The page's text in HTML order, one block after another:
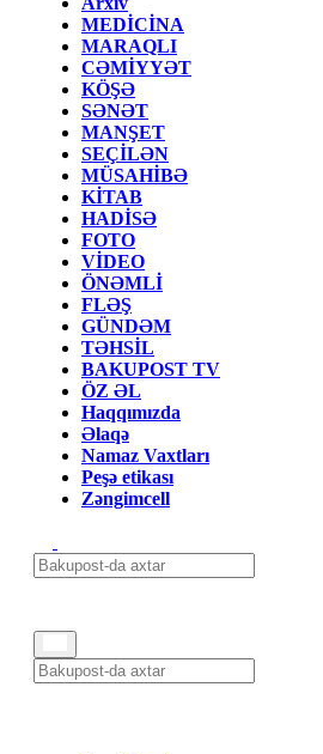
MEDİCİNA
MARAQLI
CƏMİYYƏT
KÖŞƏ
SƏNƏT
MANŞET
SEÇİLƏN
MÜSAHİBƏ
KİTAB
HADİSƏ
FOTO
VİDEO
ÖNƏMLİ
FLƏŞ
GÜNDƏM
TƏHSİL
BAKUPOST TV
ÖZ ƏL
Haqqımızda
Əlaqə
Namaz Vaxtları
Peşə etikası
Zəngimcell